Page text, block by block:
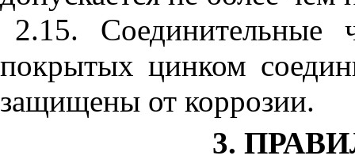
2.15. Соединительные
покрытых цинком
защищены от коррозии.
3.